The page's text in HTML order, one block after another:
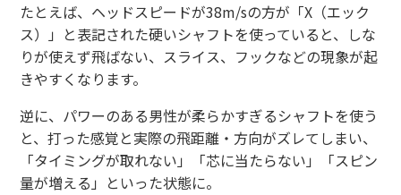
たとえば、ヘッドスピードが38m/sの方が「X（エック
ス）」と表記された硬いシャフトを使っていると、しな
りが使えず飛ばない、スライス、フックなどの現象が起
きやすくなります。
逆に、パワーのある男性が柔らかすぎるシャフトを使う
と、打った感覚と実際の飛距離・方向がズレてしまい、
「タイミングが取れない」「芯に当たらない」「スピン
量が増える」といった状態に。